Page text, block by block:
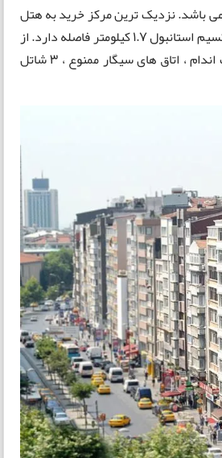
می باشد. نزدیک ترین مرکز خرید به هتل
رامادا پلازا استانبول مرکز خرید سیتیز نیشانتاشی استانبول می باشد و این هتل با میدان تکسیم استانبول 1.7 کیلومتر فاصله دارد. از
جمله امکانات هتل رامادا پلازا استانبول می توان به پارکینگ ، رستوران ، بار ، مرکز تناسب اندام ، اتاق های سیگار ممنوع ، 3 شاتل